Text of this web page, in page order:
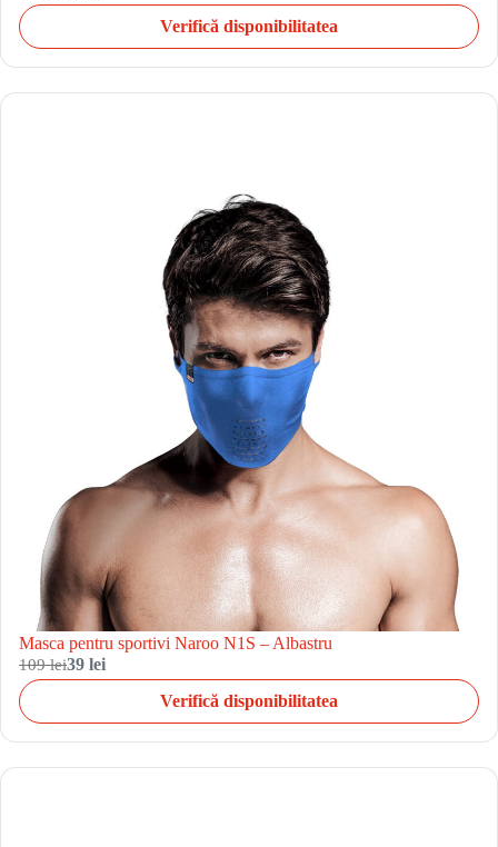
Verifică disponibilitatea
Masca pentru sportivi Naroo N1S – Albastru
109 lei39 lei
Verifică disponibilitatea